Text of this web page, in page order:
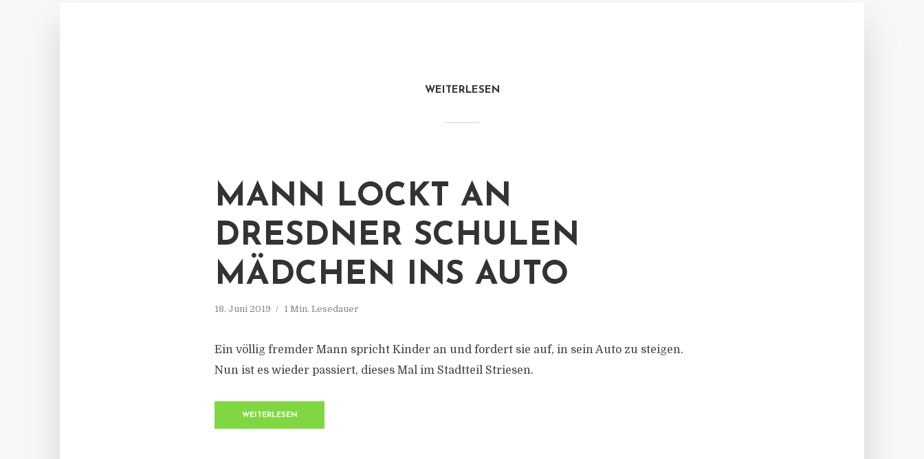
WEITERLESEN
MANN LOCKT AN
DRESDNER SCHULEN
MÄDCHEN INS AUTO
18. Juni 2019 1 Min. Lesedauer
Ein völlig fremder Mann spricht Kinder an und fordert sie auf, in sein Auto zu steigen.
Nun ist es wieder passiert, dieses Mal im Stadtteil Striesen.
WEITERLESEN